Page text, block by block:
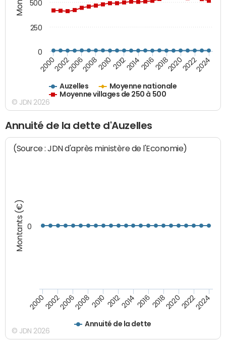
Auzelles
Moyenne nationale
Moyenne villages de 250 à 500
200020022006200820102012201420162018202020222024
0
250
500
© JDN 2026
Annuité de la dette d'Auzelles
Montants (€)
(Source : JDN d'après ministère de l'Economie)
Annuité de la dette
20002002200620082010 2012201420162018202020222024
0
© JDN 2026